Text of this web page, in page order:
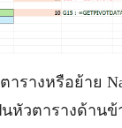
รางหรือย้าย
นหัวตารางด้าน